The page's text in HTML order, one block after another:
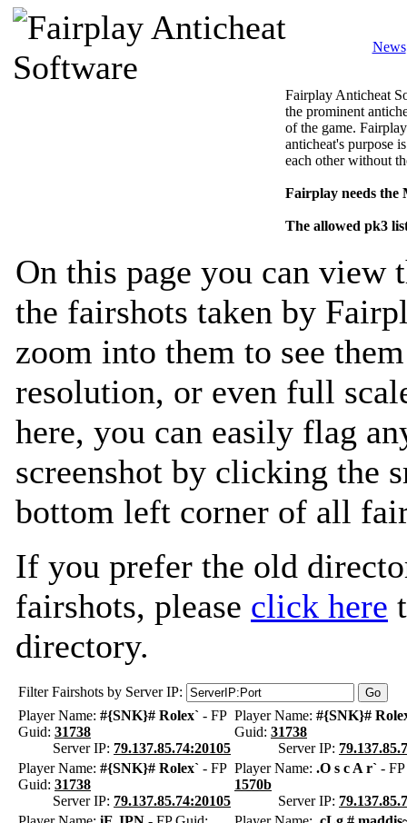
News
Fairplay Anticheat
the prominent
of the game.
anticheat's purpose
each other without
Fairplay needs
The allowed pk3
On this page you can view
the fairshots taken by
zoom into them to see
resolution, or even full
here, you can easily flag
screenshot by clicking the
bottom left corner of all
If you prefer the old
fairshots, please click here
directory.
Filter Fairshots by Server IP:
Player Name: #{SNK}# Rolex` - FP
Guid: 31738
Server IP: 79.137.85.74:20105
Player Name: #{SNK}#
Guid: 31738
Server IP:
Player Name: #{SNK}# Rolex` - FP
Guid: 31738
Server IP: 79.137.85.74:20105
Player Name: .O s c A r` -
1570b
Server IP: